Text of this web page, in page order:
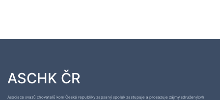
ASCHK ČR
Asociace svazů chovatelů koní České republiky zapsaný spolek zastupuje a prosazuje zájmy sdruženýcvh